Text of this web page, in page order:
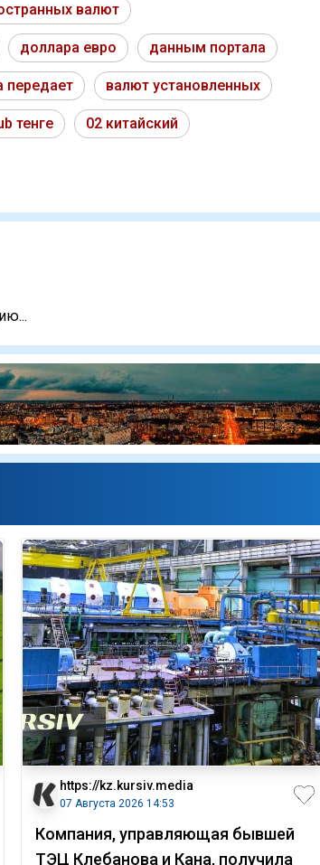
валют
доллара евро данным портала
передает валют установленных
тенге 02 китайский
https://kz.kursiv.media
07 Августа 2026 14:53
Компания, управляющая бывшей
ТЭЦ Клебанова и Кана, получила